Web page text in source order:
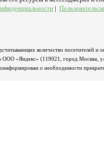
|
количество посетителей и
ООО «Яндекс» (119021, город
о необходимости